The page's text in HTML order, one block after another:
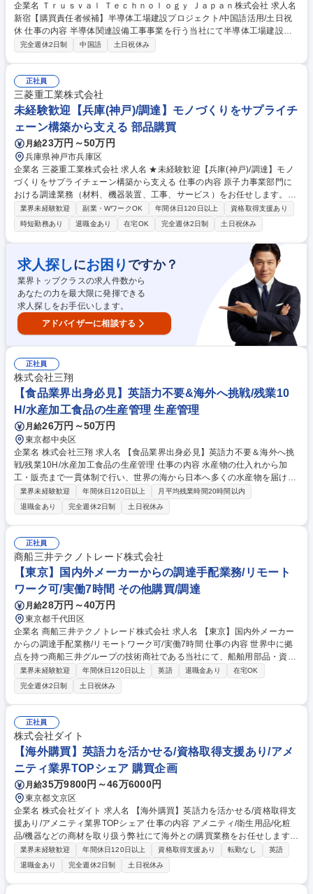
企業名 Ｔｒｕｓｖａｌ Ｔｅｃｈｎｏｌｏｇｙ Ｊａｐａｎ株式会社 求人名
新宿【購買責任者候補】半導体工場建設プロジェクト/中国語活用/土日祝
休 仕事の内容 半導体関連設備工事事業を行う当社にて半導体工場建設等
の購買・調達をお任せします。 設備機器や資材調達、価格交渉から原価管
発注書の作成、納期・品質管理、既存取引先との関係構築 ■新規サプライ
ヤーの開拓・評価および工事原価管理・コストダウン ■施工管理やPMと
の調整、契約内容の管理、データ分析と改善提案 ※熊本や広島など全国の
プロジェクト先への出張・転勤が発生します 募集職種 新宿【購買責任者
候補】半導体工場建設プロジェクト/中国語活用/土日祝休
完全週休2日制 中国語 土日祝休み
正社員
三菱重工業株式会社
未経験歓迎【兵庫(神戸)/調達】モノづくりをサプライチ
ェーン構築から支える 部品購買
月給23万円～50万円
兵庫県神戸市兵庫区
企業名 三菱重工業株式会社 求人名 ★未経験歓迎【兵庫(神戸)/調達】モノ
づくりをサプライチェーン構築から支える 仕事の内容 原子力事業部門に
おける調達業務（材料、機器装置、工事、サービス）をお任せします。ビ
ジネスパートナーと共に原子力製品の付加価値を創造し、事業への貢献を
果たす役割を担って頂くことを想定しております。 【詳細】国内外の市場
トレンド・市況分析、事業戦略を踏まえた調達戦略立案から、ビジネスパ
ートナーとの価格/契約条件交渉を経た発注業務をお任せします。また関係
部門やビジネスパートナーの調整や取りまとめ役を担い、最適なサプライ
チェーンの構築をお任せします。必要となる材料や部品、機器装置や工事
の調達契約を取りまとめる基本的な役割に加え、調達品の最適な品質・コ
スト・納期の追求というミッションとなります。 募集職種 ★未経験歓迎
【兵庫(神戸)/調達】モノづくりをサプライチェーン構築から支える
業界未経験歓迎 副業・WワークOK 年間休日120日以上
資格取得支援あり
時短勤務あり
退職金あり 在宅OK 完全週休2日制 土日祝休み
求人探しにお困り ですか？
業界トップクラスの求人件数から
あなたの力を最大限に発揮できる
求人探しをお手伝いします。
アドバイザーに相談する
正社員
株式会社三翔
【食品業界出身必見】英語力不要&海外へ挑戦/残業10
H/水産加工食品の生産管理 生産管理
月給26万円～50万円
東京都中央区
企業名 株式会社三翔 求人名 【食品業界出身必見】英語力不要＆海外へ挑
戦/残業10H/水産加工食品の生産管理 仕事の内容 水産物の仕入れから加
工・販売まで一貫体制で行い、世界の海から日本へ多くの水産物を届ける
当社にて、海外の工場での生産管理指導及び実施をお任せいたします。 ま
ずはOJTで業務を学び、慣れてきたら生産管理・商品製造立上げ立会・生
産計画・船積み計画作成・在庫管理の一連の生産管理をお任せいたしま
す。【出張】長期の海外出張がございますが英語力は不問です（通訳あ
り）。案件により異なりますが、通算で1年のうち5割～9割程度の海外勤
務となります。海外に挑戦してみたい方、水産物の生産管理に興味がある
方、是非ご応募下さい。 募集職種 【食品業界出身必見】英語力不要＆海
外へ挑戦/残業10H/水産加工食品の生産管理
業界未経験歓迎 年間休日120日以上
月平均残業時間20時間以内
退職金あり
完全週休2日制 土日祝休み
正社員
商船三井テクノトレード株式会社
【東京】国内外メーカーからの調達手配業務/リモート
ワーク可/実働7時間 その他購買/調達
月給28万円～40万円
東京都千代田区
企業名 商船三井テクノトレード株式会社 求人名 【東京】国内外メーカー
からの調達手配業務/リモートワーク可/実働7時間 仕事の内容 世界中に拠
点を持つ商船三井グループの技術商社である当社にて、船舶用部品・資材
の調達手配業務をお任せします。 ※グループ外部の企業との取引もござい
ます。 お客様から機器や資材の調達依頼が来るため、内容のヒアリングを
通して、国内外メーカーへの調達手配、社内システムへの入力・管理等を
お任せします。機材・資材の調達に際して、お客様の要望確認や発注先へ
の折衝が含まれるため、一定のコミュニケーション能力が求められます。
◇取引先：商船三井グループにおける船舶管理会社/船会社/造船所 等 募集
職種 【東京】国内外メーカーからの調達手配業務/リモートワーク可/実働
7時間
業界未経験歓迎 年間休日120日以上 英語 退職金あり
在宅OK
完全週休2日制
土日祝休み
正社員
株式会社ダイト
【海外購買】英語力を活かせる/資格取得支援あり/アメ
ニティ業界TOPシェア 購買企画
月給35万9800円～46万6000円
東京都文京区
企業名 株式会社ダイト 求人名 【海外購買】英語力を活かせる/資格取得支
援あり/アメニティ業界TOPシェア 仕事の内容 アメニティ/衛生用品/化粧
品/機器などの商材を取り扱う弊社にて海外との購買業務をお任せします。
・発注業務/加工注文/納期追跡および前倒し調整/棚卸 ・商品開発/仕入先開
拓ならびに仕入値上げ対応/原価削減 ・利益計算/検査、申請関連/品質関連/
検品 募集職種 【海外購買】英語力を活かせる/資格取得支援あり/アメニテ
ィ業界TOPシェア
業界未経験歓迎 年間休日120日以上 資格取得支援あり 転勤なし
英語
退職金あり
完全週休2日制 土日祝休み